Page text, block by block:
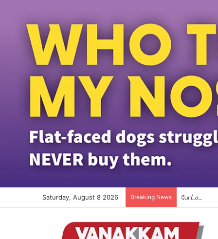
Saturday, August 8 2026 Breaking News போட்காஸ்ட்